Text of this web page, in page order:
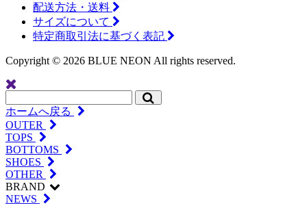
配送方法・送料
サイズについて
特定商取引法に基づく表記
Copyright © 2026 BLUE NEON All rights reserved.
ホームへ戻る
OUTER
TOPS
BOTTOMS
SHOES
OTHER
BRAND
NEWS